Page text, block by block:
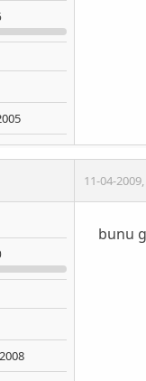
11-04-2009,
bunu